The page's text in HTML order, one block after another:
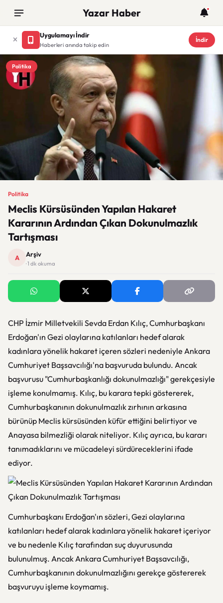
Yazar Haber
Uygulamayı İndir
Haberleri anında takip edin
İndir
Politika
Politika
Meclis Kürsüsünden Yapılan Hakaret
Kararının Ardından Çıkan Dokunulmazlık
Tartışması
A Arşiv
· 1 dk okuma
CHP İzmir Milletvekili Sevda Erdan Kılıç, Cumhurbaşkanı
Erdoğan'ın Gezi olaylarına katılanları hedef alarak
kadınlara yönelik hakaret içeren sözleri nedeniyle Ankara
Cumhuriyet Başsavcılığı'na başvuruda bulundu. Ancak
başvurusu "Cumhurbaşkanlığı dokunulmazlığı" gerekçesiyle
işleme konulmamış. Kılıç, bu karara tepki göstererek,
Cumhurbaşkanının dokunulmazlık zırhının arkasına
bürünüp Meclis kürsüsünden küfür ettiğini belirtiyor ve
Anayasa bilmezliği olarak niteliyor. Kılıç ayrıca, bu kararı
tanımadıklarını ve mücadeleyi sürdüreceklerini ifade
ediyor.
Cumhurbaşkanı Erdoğan'ın sözleri, Gezi olaylarına
katılanları hedef alarak kadınlara yönelik hakaret içeriyor
ve bu nedenle Kılıç tarafından suç duyurusunda
bulunulmuş. Ancak Ankara Cumhuriyet Başsavcılığı,
Cumhurbaşkanının dokunulmazlığını gerekçe göstererek
başvuruyu işleme koymamış.